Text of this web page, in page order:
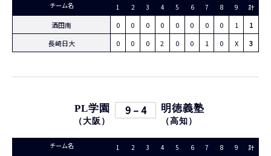
チーム名 1 2 3 4 5 6 7 8 9 計
酒田南 0 0 0 0 0 0 0 0 1
1
長崎日大
0 0 0 2 0 0 1 0 X 3
PL学園
（大阪 ）
9 – 4 明徳義塾
（高知 ）
チーム名 1 2 3 4 5 6 7 8 9 計